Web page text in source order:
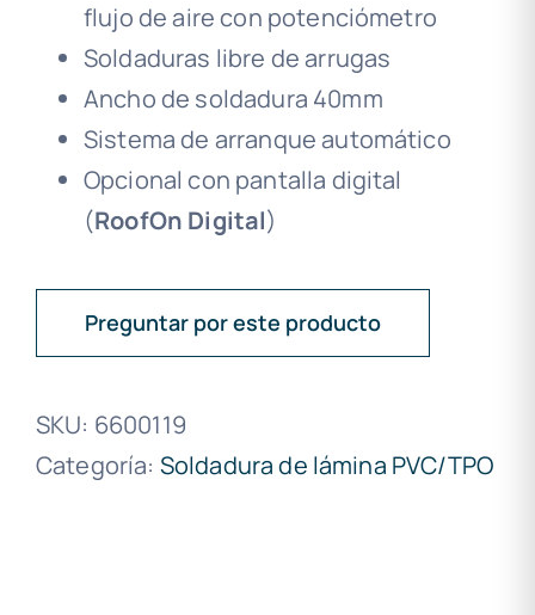
flujo de aire con potenciómetro
Soldaduras libre de arrugas
Ancho de soldadura 40mm
Sistema de arranque automático
Opcional con pantalla digital
(RoofOn Digital)
Preguntar por este producto
SKU: 6600119
Categoría: Soldadura de lámina PVC/TPO